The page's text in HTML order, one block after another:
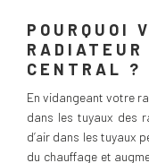
POURQUOI
RADIATEUR
CENTRAL ?
En vidangeant votre
dans les tuyaux des
d’air dans les tuyaux
du chauffage et